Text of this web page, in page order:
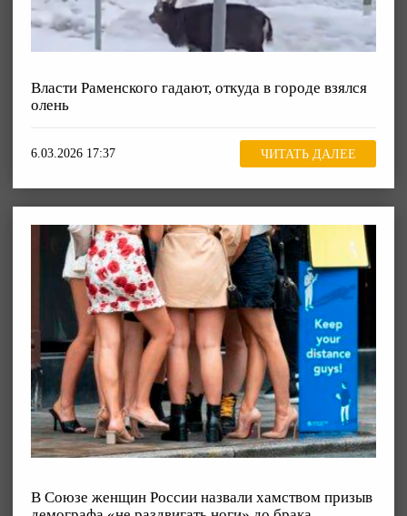
Власти Раменского гадают, откуда в городе взялся
олень
6.03.2026 17:37 ЧИТАТЬ ДАЛЕЕ
В Союзе женщин России назвали хамством призыв